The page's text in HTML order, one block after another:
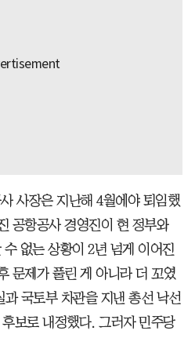
사장은 지난해 4월에야 퇴임했
공항공사 경영진이 현 정부와
없는 상황이 2년 넘게 이어진
문제가 풀린 게 아니라 더 꼬였
국토부 차관을 지낸 총선 낙선
보로 내정했다. 그러자 민주당